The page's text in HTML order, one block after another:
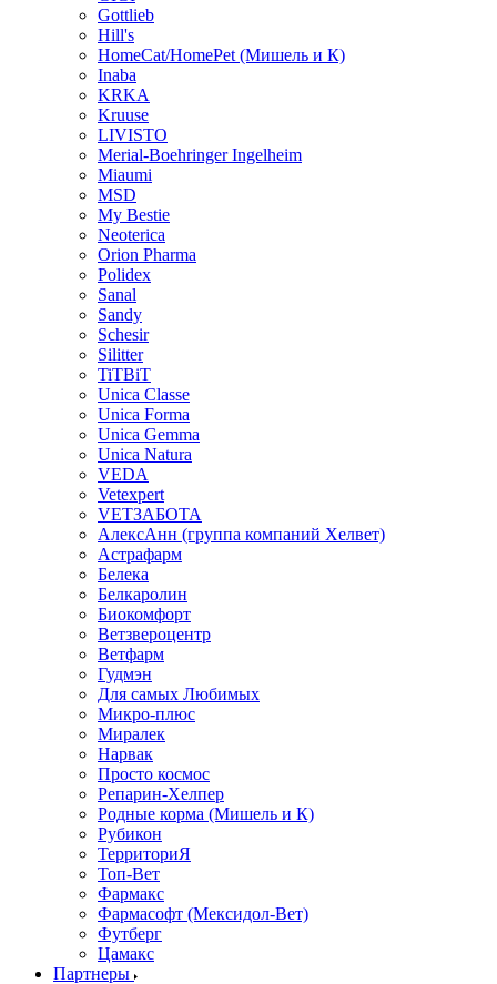
Gottlieb
Hill's
HomeCat/HomePet (Мишель и К)
Inaba
KRKA
Kruuse
LIVISTO
Merial-Boehringer Ingelheim
Miaumi
MSD
My Bestie
Neoterica
Orion Pharma
Polidex
Sanal
Sandy
Schesir
Silitter
TiTBiT
Unica Classe
Unica Forma
Unica Gemma
Unica Natura
VEDA
Vetexpert
VETЗАБОТА
АлексАнн (группа компаний Хелвет)
Астрафарм
Белека
Белкаролин
Биокомфорт
Ветзвероцентр
Ветфарм
Гудмэн
Для самых Любимых
Микро-плюс
Миралек
Нарвак
Просто космос
Репарин-Хелпер
Родные корма (Мишель и К)
Рубикон
ТерриториЯ
Топ-Вет
Фармакс
Фармасофт (Мексидол-Вет)
Футберг
Цамакс
Партнеры